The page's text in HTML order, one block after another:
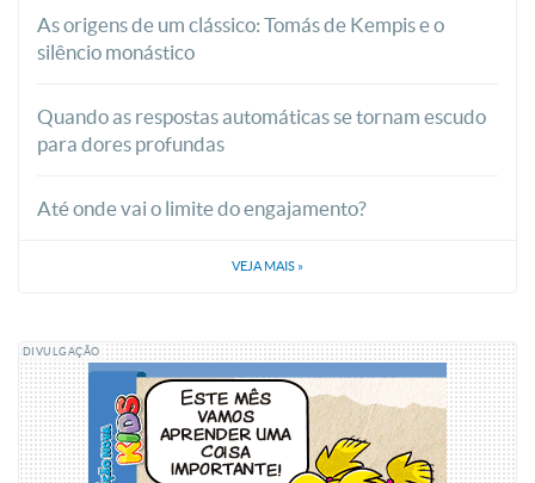
As origens de um clássico: Tomás de Kempis e o
silêncio monástico
Quando as respostas automáticas se tornam escudo
para dores profundas
Até onde vai o limite do engajamento?
VEJA MAIS »
DIVULGAÇÃO